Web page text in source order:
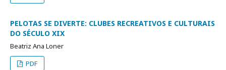
PELOTAS SE DIVERTE: CLUBES RECREATIVOS E CULTURAIS
DO SÉCULO XIX
Beatriz Ana Loner
PDF